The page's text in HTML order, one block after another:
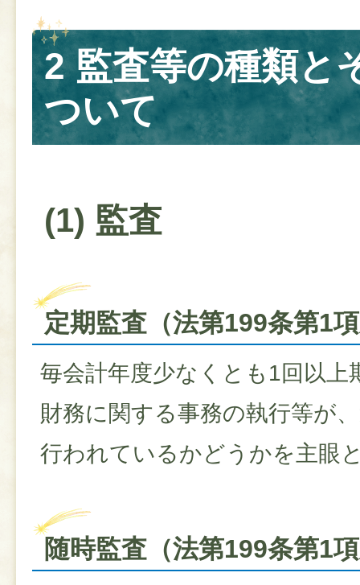
2 監査等の種類と
ついて
(1) 監査
定期監査（法第199条第1
毎会計年度少なくとも1回以上
財務に関する事務の執行等が
行われているかどうかを主眼
随時監査（法第199条第1